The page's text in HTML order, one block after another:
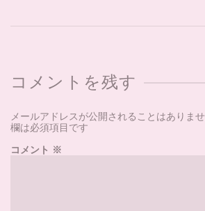
コメントを残す
メールアドレスが公開されることはありませ
欄は必須項目です
コメント ※